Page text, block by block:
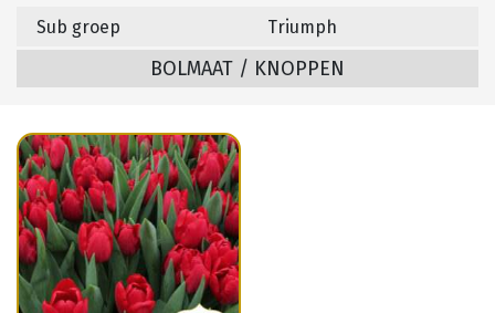
Sub groep
Triumph
BOLMAAT / KNOPPEN